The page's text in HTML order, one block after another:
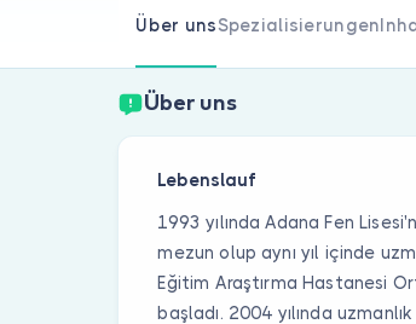
Über unsSpezialisierungen
Über uns
Lebenslauf
1993 yılında Adana Fen
mezun olup aynı yıl içinde
Eğitim Araştırma Hastanesi
başladı. 2004 yılında